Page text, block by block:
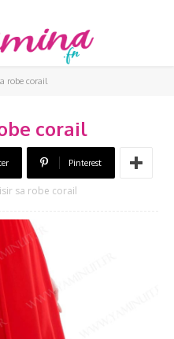
robe corail
corail
Pinterest
sa robe corail